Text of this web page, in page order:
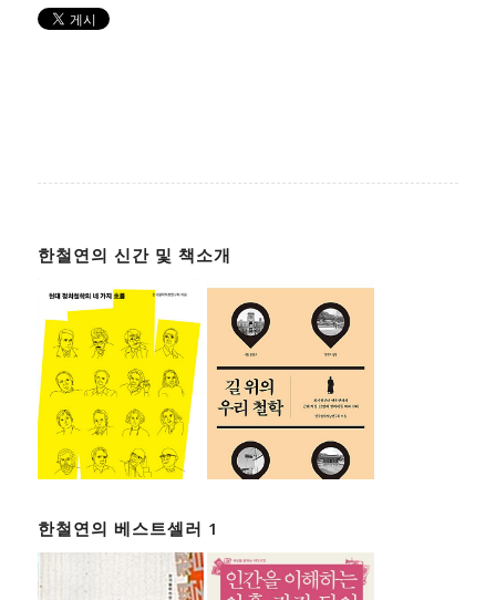
한철연의 신간 및 책소개
한철연의 베스트셀러 1